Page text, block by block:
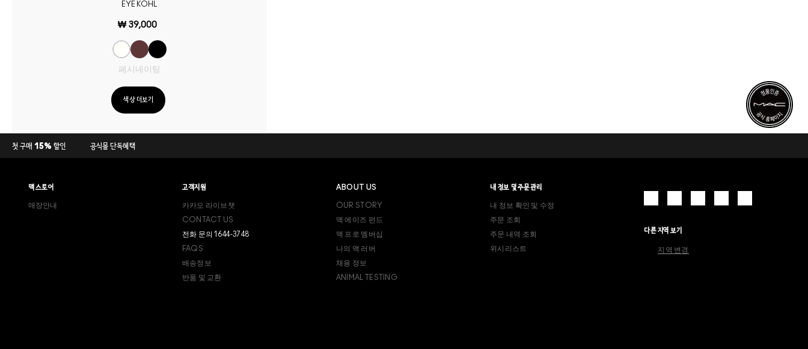
EYE KOHL
₩ 39,000
페시네이팅
색상 더보기
첫 구매 15% 할인 공식몰 단독혜택
맥 스토어
매장안내
고객지원
카카오 라이브챗
CONTACT US
전화 문의 1644-3748
FAQS
배송정보
반품 및 교환
ABOUT US
OUR STORY
맥 에이즈 펀드
맥 프로 멤버십
나의 맥 러버
채용 정보
ANIMAL TESTING
내 정보 및 주문관리
내 정보 확인 및 수정
주문 조회
주문 내역 조회
위시리스트
다른 지역 보기
지역 변경